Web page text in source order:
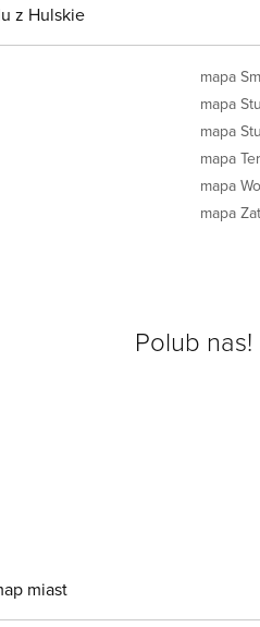
z Hulskie
mapa
mapa
mapa
mapa
mapa
mapa
Polub nas!
miast